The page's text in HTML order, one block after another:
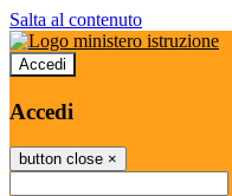
Salta al contenuto
Accedi
Accedi
button close ×